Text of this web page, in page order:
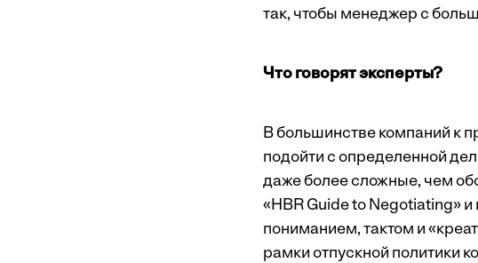
так, чтобы менеджер с
Что говорят эксперты?
В большинстве компаний к
подойти с определенной
даже более сложные, чем
«HBR Guide to Negotiating» и
пониманием, тактом и
рамки отпускной политики